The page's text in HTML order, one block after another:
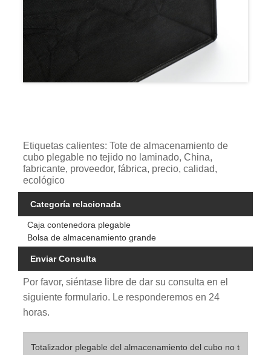
Etiquetas calientes: Tote de almacenamiento de
cubo plegable no tejido no laminado, China,
fabricante, proveedor, fábrica, precio, calidad,
ecológico
Categoría relacionada
Caja contenedora plegable
Bolsa de almacenamiento grande
Enviar Consulta
Por favor, siéntase libre de dar su consulta en el
siguiente formulario. Le responderemos en 24
horas.